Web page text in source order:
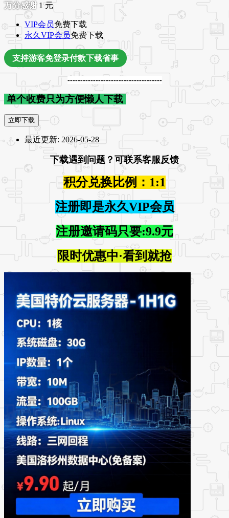
1 元
VIP会员免费下载
永久VIP会员免费下载
支持游客免登录付款下载省事
-------------------------------------
单个收费只为方便懒人下载
立即下载
最近更新: 2026-05-28
下载遇到问题？可联系客服反馈
积分兑换比例：1:1
注册即是永久VIP会员
注册邀请码只要:9.9元
限时优惠中·看到就抢